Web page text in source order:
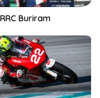
Buriram